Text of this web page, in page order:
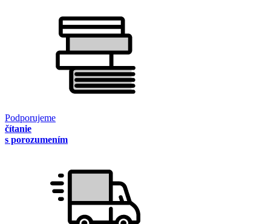
Podporujeme
čítanie
s porozumením